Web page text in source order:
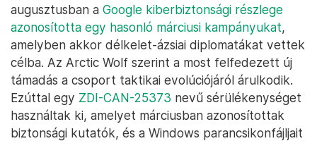
augusztusban a Google kiberbiztonsági részlege
azonosította egy hasonló márciusi kampányukat,
amelyben akkor délkelet-ázsiai diplomatákat vettek
célba. Az Arctic Wolf szerint a most felfedezett új
támadás a csoport taktikai evolúciójáról árulkodik.
Ezúttal egy ZDI-CAN-25373 nevű sérülékenységet
használtak ki, amelyet márciusban azonosítottak
biztonsági kutatók, és a Windows parancsikonfájljait